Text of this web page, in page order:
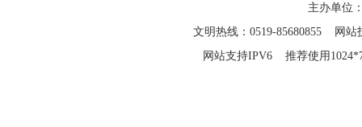
主办单位
文明热线：0519-85680855 网站
网站支持IPV6 推荐使用